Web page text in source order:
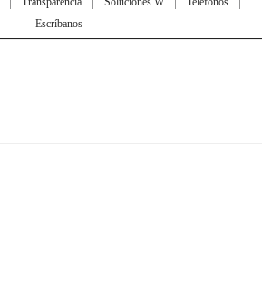
Escríbanos